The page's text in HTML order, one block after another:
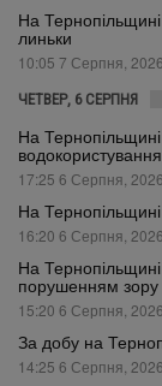
На
линьки
10:05 7 Серпня, 2026
ЧЕТВЕР, 6 СЕРПНЯ
На
17:25 6 Серпня, 2026
На
16:20 6 Серпня, 2026
На
порушенням зору
15:20 6 Серпня, 2026
За добу на
14:25 6 Серпня, 2026